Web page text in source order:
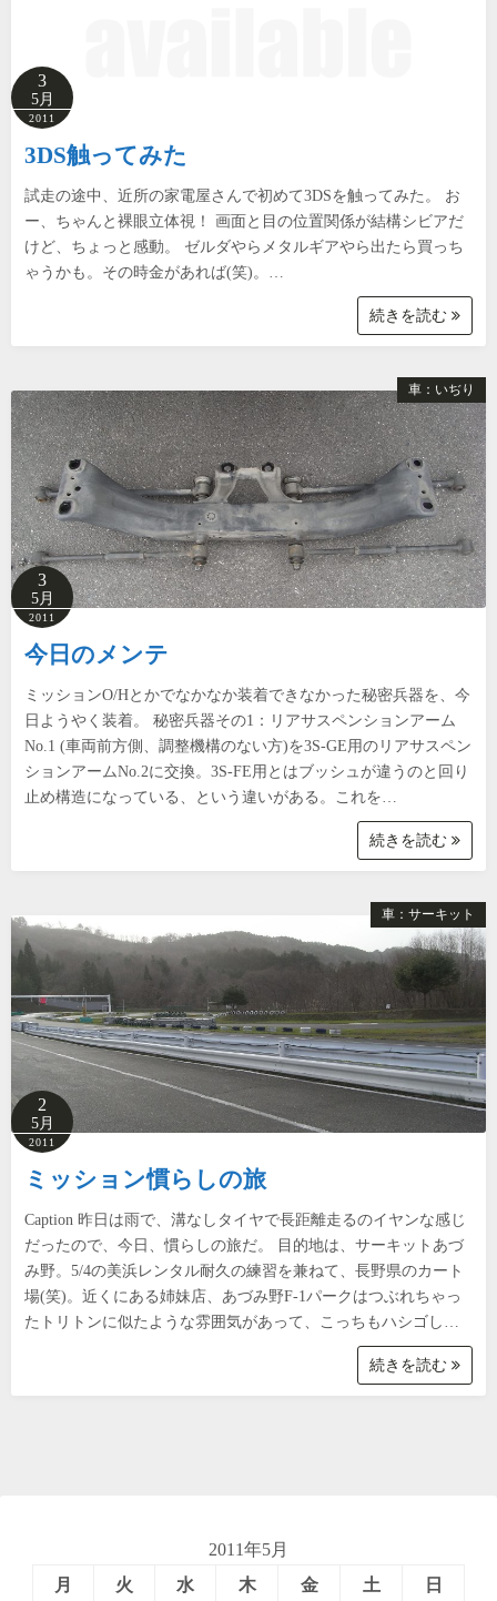
3
5月
2011
3DS触ってみた
試走の途中、近所の家電屋さんで初めて3DSを触ってみた。 お
ー、ちゃんと裸眼立体視！ 画面と目の位置関係が結構シビアだ
けど、ちょっと感動。 ゼルダやらメタルギアやら出たら買っち
ゃうかも。その時金があれば(笑)。…
続きを読む
車：いぢり
3
5月
2011
今日のメンテ
ミッションO/Hとかでなかなか装着できなかった秘密兵器を、今
日ようやく装着。 秘密兵器その1：リアサスペンションアーム
No.1 (車両前方側、調整機構のない方)を3S-GE用のリアサスペン
ションアームNo.2に交換。3S-FE用とはブッシュが違うのと回り
止め構造になっている、という違いがある。これを…
続きを読む
車：サーキット
2
5月
2011
ミッション慣らしの旅
Caption 昨日は雨で、溝なしタイヤで長距離走るのイヤンな感じ
だったので、今日、慣らしの旅だ。 目的地は、サーキットあづ
み野。5/4の美浜レンタル耐久の練習を兼ねて、長野県のカート
場(笑)。近くにある姉妹店、あづみ野F-1パークはつぶれちゃっ
たトリトンに似たような雰囲気があって、こっちもハシゴし…
続きを読む
2011年5月
月
火 水 木 金 土 日